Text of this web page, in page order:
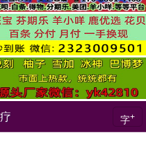
字+